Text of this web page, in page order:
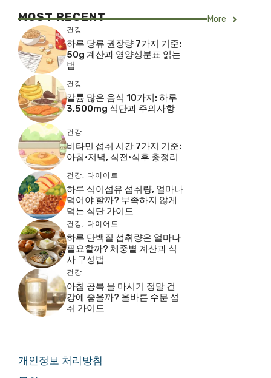
MOST RECENT More
건강
하루 당류 권장량 7가지 기준:
50g 계산과 영양성분표 읽는
법
건강
칼륨 많은 음식 10가지: 하루
3,500mg 식단과 주의사항
건강
비타민 섭취 시간 7가지 기준:
아침·저녁, 식전·식후 총정리
건강, 다이어트
하루 식이섬유 섭취량, 얼마나
먹어야 할까? 부족하지 않게
먹는 식단 가이드
건강, 다이어트
하루 단백질 섭취량은 얼마나
필요할까? 체중별 계산과 식
사 구성법
건강
아침 공복 물 마시기 정말 건
강에 좋을까? 올바른 수분 섭
취 가이드
개인정보 처리방침